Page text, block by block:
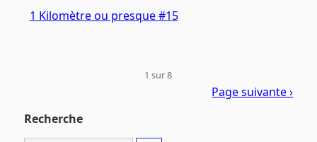
1 Kilomètre ou presque #15
1 sur 8
Page suivante ›
Recherche